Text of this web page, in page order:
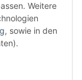
Weitere
, sowie in den